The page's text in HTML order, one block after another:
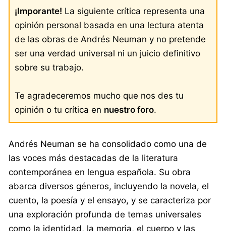
¡Imporante! La siguiente crítica representa una
opinión personal basada en una lectura atenta
de las obras de Andrés Neuman y no pretende
ser una verdad universal ni un juicio definitivo
sobre su trabajo.
Te agradeceremos mucho que nos des tu
opinión o tu crítica en nuestro foro.
Andrés Neuman se ha consolidado como una de
las voces más destacadas de la literatura
contemporánea en lengua española. Su obra
abarca diversos géneros, incluyendo la novela, el
cuento, la poesía y el ensayo, y se caracteriza por
una exploración profunda de temas universales
como la identidad, la memoria, el cuerpo y las